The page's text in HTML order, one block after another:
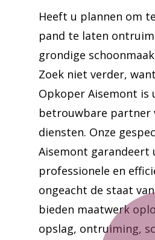
Heeft u plannen om
pand te laten
grondige
Zoek niet verder,
Opkoper Aisemont is
betrouwbare partner
diensten. Onze
Aisemont garandeert
professionele en
ongeacht de staat
bieden maatwerk
opslag, ontruiming,